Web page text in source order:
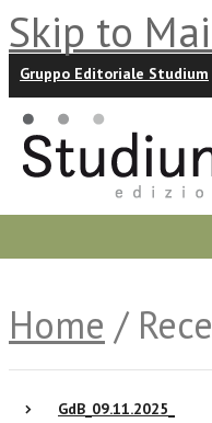
Skip to
Gruppo Editoriale Studium
Home /
GdB_09.11.2025_